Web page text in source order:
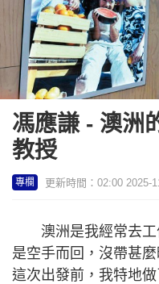
馮應謙 - 澳洲
教授
專欄 更新時間：02:00 2025-
澳洲是我經常去工
是空手而回，沒帶甚
這次出發前，我特地